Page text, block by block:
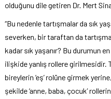
olduğunu dile getiren Dr. Mert
“Bu nedenle tartışmalar da sık
severken, bir taraftan da
kadar sık yaşanır? Bu durumun
ilişkide yanlış rollere girilmesidir.
bireylerin ‘eş’ rolüne girmek
şekilde ‘anne, baba, çocuk’